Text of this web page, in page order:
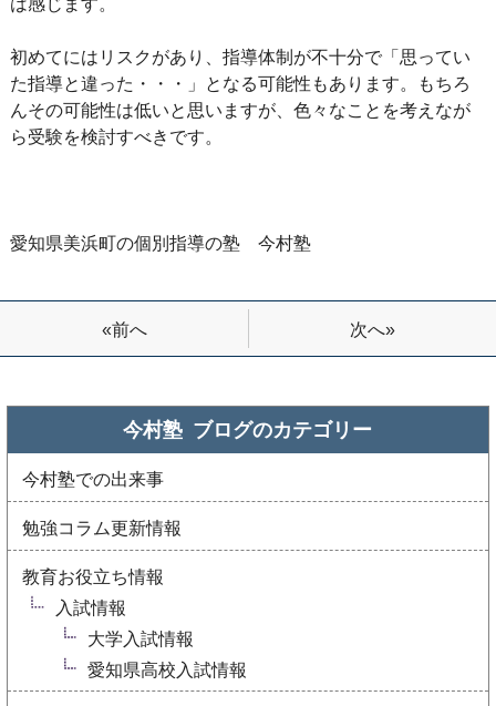
初めてにはリスクがあり、指導体制が不十分で「思ってい
た指導と違った・・・」となる可能性もあります。もちろ
んその可能性は低いと思いますが、色々なことを考えなが
ら受験を検討すべきです。
愛知県美浜町の個別指導の塾 今村塾
«前へ 次へ»
今村塾 ブログのカテゴリー
今村塾での出来事
勉強コラム更新情報
教育お役立ち情報
入試情報
大学入試情報
愛知県高校入試情報